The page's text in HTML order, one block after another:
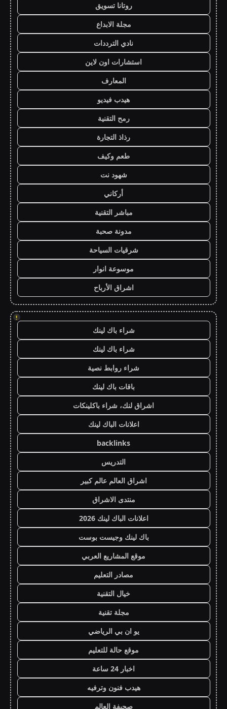
روتانا تسويق
مجلة الابداع
نادي الترددات
استشارات اون لاين
المعارف
هيدب فيديو
رمح التقنية
رذاذ التجارة
طعم وكيف
شهود نت
أركاني
مباشر التقنية
مدونة صحبة
شرقيات السياحة
موسوعة انوار
اشراق الأرباح
!
شراء باك لينك
شراء باك لينك
شراء روابط نصية
باقات باك لينك
اشراق لنك، شراء باكلينكات
اعلانات الباك لينك
backlinks
التدريس
اشراق العالم عالم كبير
منتدى الاشراق
اعلانات الباك لينك 2026
باك لينك وجيست بوست
موقع المشاريع العربي
مصادر التعليم
خيال التقنية
مجلة تقنية
يو ان بي الرياضي
موقع حالة للتعليم
اخبار 24 ساعة
هيدب فنون وترفيه
صحيفة العالم